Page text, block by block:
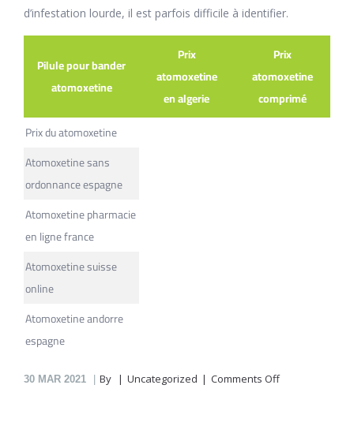
d’infestation lourde, il est parfois difficile à identifier.
Pilule pour bander
atomoxetine
Prix
atomoxetine
en algerie
Prix
atomoxetine
comprimé
Prix du atomoxetine
Atomoxetine sans
ordonnance espagne
Atomoxetine pharmacie
en ligne france
Atomoxetine suisse
online
Atomoxetine andorre
espagne
30 MAR 2021 By Uncategorized Comments Offon